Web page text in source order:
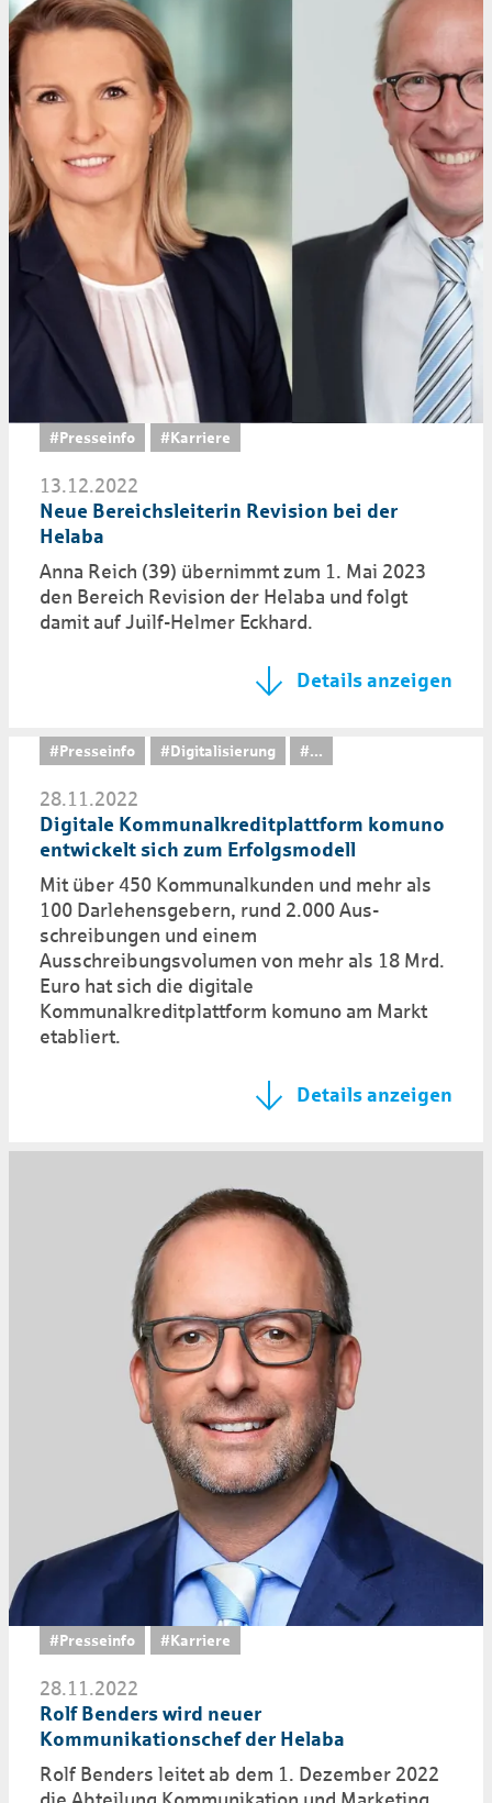
#Presseinfo #Karriere
13.12.2022
Neue Bereichsleiterin Revision bei der
Helaba
Anna Reich (39) übernimmt zum 1. Mai 2023
den Bereich Revision der Helaba und folgt
damit auf Juilf-Helmer Eckhard.
Details anzeigen
#Presseinfo #Digitalisierung ...
28.11.2022
Digitale Kommunalkreditplattform komuno
entwickelt sich zum Erfolgsmodell
Mit über 450 Kommunalkunden und mehr als
100 Darlehensgebern, rund 2.000 Aus-
schreibungen und einem
Ausschreibungsvolumen von mehr als 18 Mrd.
Euro hat sich die digitale
Kommunalkreditplattform komuno am Markt
etabliert.
Details anzeigen
#Presseinfo #Karriere
28.11.2022
Rolf Benders wird neuer
Kommunikationschef der Helaba
Rolf Benders leitet ab dem 1. Dezember 2022